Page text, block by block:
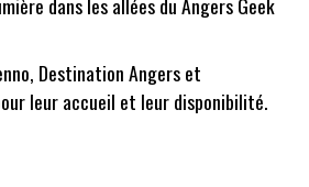
dans les allées du Angers Geek
Destination Angers et
leur accueil et leur disponibilité.